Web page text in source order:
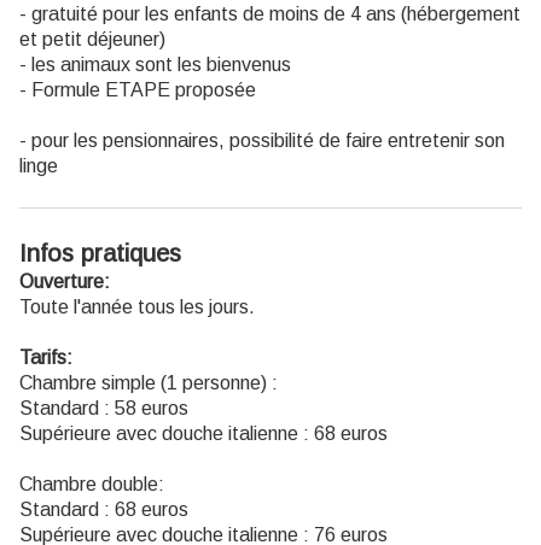
- gratuité pour les enfants de moins de 4 ans (hébergement
et petit déjeuner)
- les animaux sont les bienvenus
- Formule ETAPE proposée
- pour les pensionnaires, possibilité de faire entretenir son
linge
Infos pratiques
Ouverture:
Toute l'année tous les jours.
Tarifs:
Chambre simple (1 personne) :
Standard : 58 euros
Supérieure avec douche italienne : 68 euros
Chambre double:
Standard : 68 euros
Supérieure avec douche italienne : 76 euros